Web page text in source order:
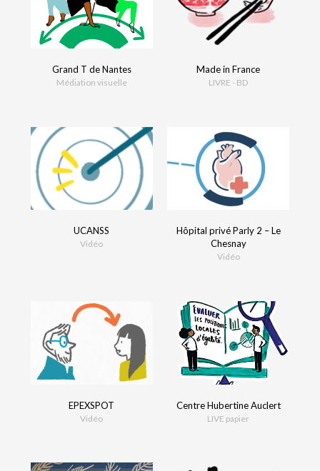
Grand T de Nantes
Médiation visuelle
Made in France
LIVRE - BD
UCANSS
Vidéo
Hôpital privé Parly 2 – Le
Chesnay
Vidéo
EPEXSPOT
Vidéo
Centre Hubertine Auclert
LIVE papier